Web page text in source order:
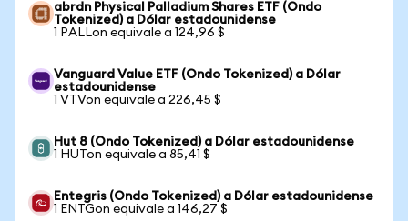
abrdn Physical Palladium Shares ETF (Ondo
Tokenized) a Dólar estadounidense
1 PALLon equivale a 124,96 $
Vanguard Value ETF (Ondo Tokenized) a Dólar
estadounidense
1 VTVon equivale a 226,45 $
Hut 8 (Ondo Tokenized) a Dólar estadounidense
1 HUTon equivale a 85,41 $
Entegris (Ondo Tokenized) a Dólar estadounidense
1 ENTGon equivale a 146,27 $